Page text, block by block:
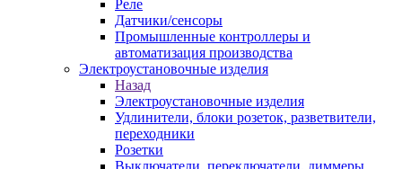
Реле
Датчики/сенсоры
Промышленные контроллеры и
автоматизация производства
Электроустановочные изделия
Назад
Электроустановочные изделия
Удлинители, блоки розеток, разветвители,
переходники
Розетки
Выключатели, переключатели, диммеры